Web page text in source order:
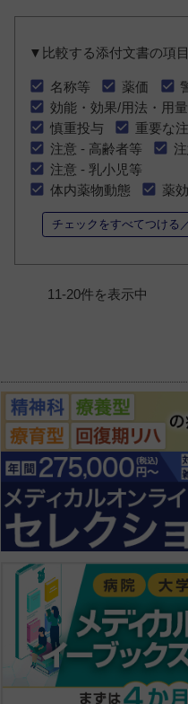
▼比較する添付文書の項
名称等 薬価
効能・効果/用法・用量
慎重投与
重要な
注意 - 高齢者等
注意 - 乳小児等
体内薬物動態
薬
チェックをすべてつける
11-20件を表示中